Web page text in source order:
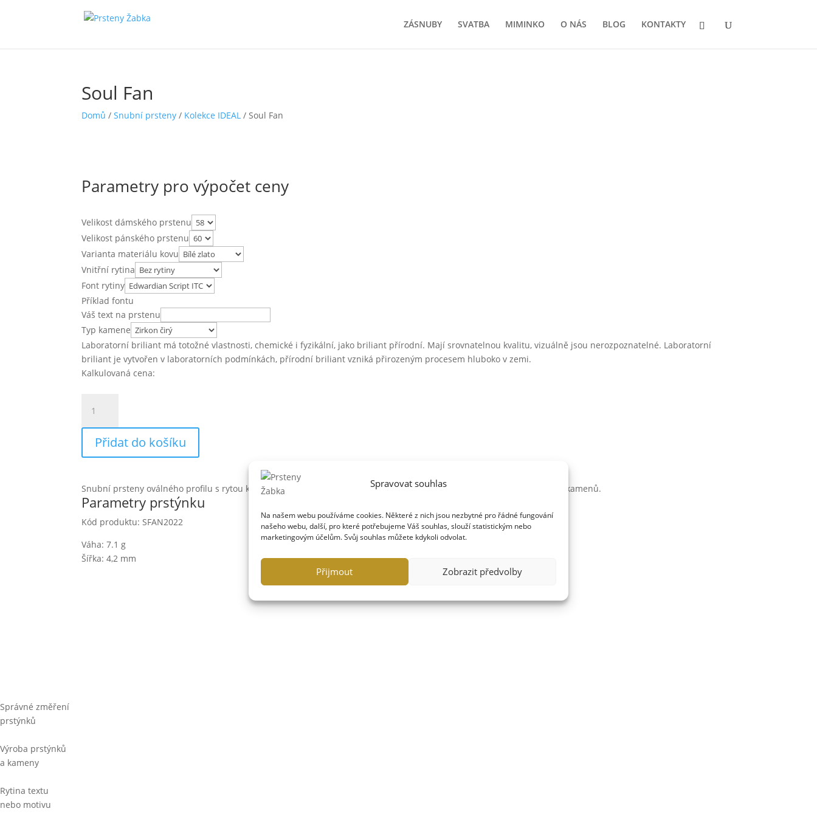
Spravovat souhlas
Na našem webu používáme cookies. Některé z nich jsou nezbytné pro řádné fungování
našeho webu, další, pro které potřebujeme Váš souhlas, slouží statistickým nebo
marketingovým účelům. Svůj souhlas můžete kdykoli odvolat.
Přijmout Zobrazit předvolby
ZÁSNUBY SVATBA MIMINKO O NÁS BLOG KONTAKTY
Soul Fan
Domů /Snubní prsteny / Kolekce IDEAL / Soul Fan
Parametry pro výpočet ceny
Velikost dámského prstenu
Velikost pánského prstenu
Varianta materiálu kovu
Vnitřní rytina
Font rytiny
Příklad fontu
Váš text na prstenu
Typ kamene
Laboratorní briliant má totožné vlastnosti, chemické i fyzikální, jako briliant přírodní. Mají srovnatelnou kvalitu, vizuálně jsou nerozpoznatelné. Laboratorní
briliant je vytvořen v laboratorních podmínkách, přírodní briliant vzniká přirozeným procesem hluboko v zemi.
Kalkulovaná cena:
Fan
množství
Přidat do košíku
Snubní prsteny oválného profilu s rytou kresbou po celém obvodu. Jemnost dámského kroužku podtrhuje šest zářících kamenů.
Parametry prstýnku
Kód produktu: SFAN2022
Váha: 7.1 g
Šířka: 4,2 mm
Správné změření
prstýnků
Výroba prstýnků
a kameny
Rytina textu
nebo motivu